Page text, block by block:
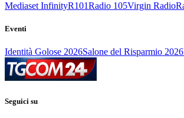
Mediaset InfinityR101Radio 105Virgin Radio
Eventi
Identità Golose 2026Salone del Risparmio 2026
Seguici su